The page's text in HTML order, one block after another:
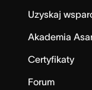
Uzyskaj
Akademia
Certyfikaty
Forum